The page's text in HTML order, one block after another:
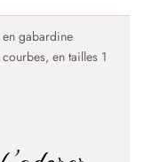
en gabardine
en tailles 1